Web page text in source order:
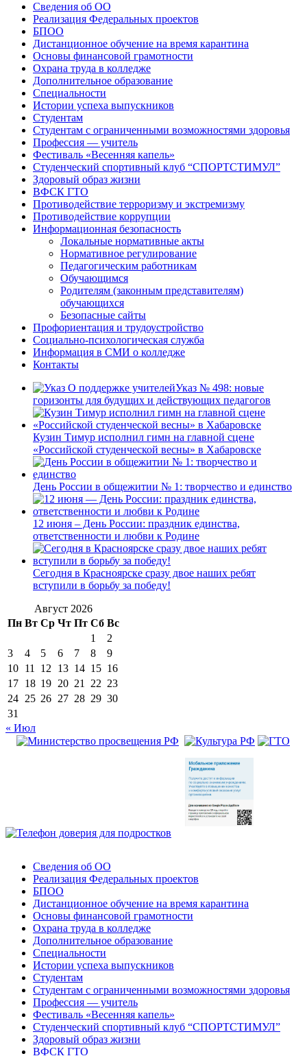
Сведения об ОО
Реализация Федеральных проектов
БПОО
Дистанционное обучение на время карантина
Основы финансовой грамотности
Охрана труда в колледже
Дополнительное образование
Специальности
Истории успеха выпускников
Студентам
Студентам с ограниченными возможностями здоровья
Профессия — учитель
Фестиваль «Весенняя капель»
Студенческий спортивный клуб “СПОРТСТИМУЛ”
Здоровый образ жизни
ВФСК ГТО
Противодействие терроризму и экстремизму
Противодействие коррупции
Информационная безопасность
Локальные нормативные акты
Нормативное регулирование
Педагогическим работникам
Обучающимся
Родителям (законным представителям)
обучающихся
Безопасные сайты
Профориентация и трудоустройство
Социально-психологическая служба
Информация в СМИ о колледже
Контакты
Указ № 498: новые
горизонты для будущих и действующих педагогов
Кузин Тимур исполнил гимн на главной сцене
«Российской студенческой весны» в Хабаровске
День России в общежитии № 1: творчество и единство
12 июня – День России: праздник единства,
ответственности и любви к Родине
Сегодня в Красноярске сразу двое наших ребят
вступили в борьбу за победу!
Август 2026
Пн Вт Ср Чт Пт Сб Вс
1
2
3
4 5 6 7 8
9
10 11 12 13 14 15 16
17 18 19 20 21 22 23
24 25 26 27 28 29 30
31
« Июл
Сведения об ОО
Реализация Федеральных проектов
БПОО
Дистанционное обучение на время карантина
Основы финансовой грамотности
Охрана труда в колледже
Дополнительное образование
Специальности
Истории успеха выпускников
Студентам
Студентам с ограниченными возможностями здоровья
Профессия — учитель
Фестиваль «Весенняя капель»
Студенческий спортивный клуб “СПОРТСТИМУЛ”
Здоровый образ жизни
ВФСК ГТО